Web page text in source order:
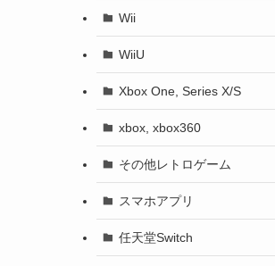
Wii
WiiU
Xbox One, Series X/S
xbox, xbox360
その他レトロゲーム
スマホアプリ
任天堂Switch